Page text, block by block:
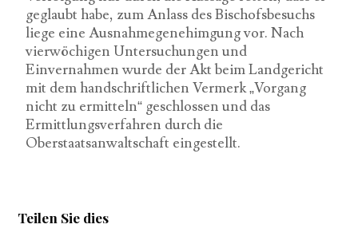
geglaubt habe, zum Anlass des Bischofsbesuchs
liege eine Ausnahmegenehimgung vor. Nach
vierwöchigen Untersuchungen und
Einvernahmen wurde der Akt beim Landgericht
mit dem handschriftlichen Vermerk „Vorgang
nicht zu ermitteln“ geschlossen und das
Ermittlungsverfahren durch die
Oberstaatsanwaltschaft eingestellt.
Teilen Sie dies